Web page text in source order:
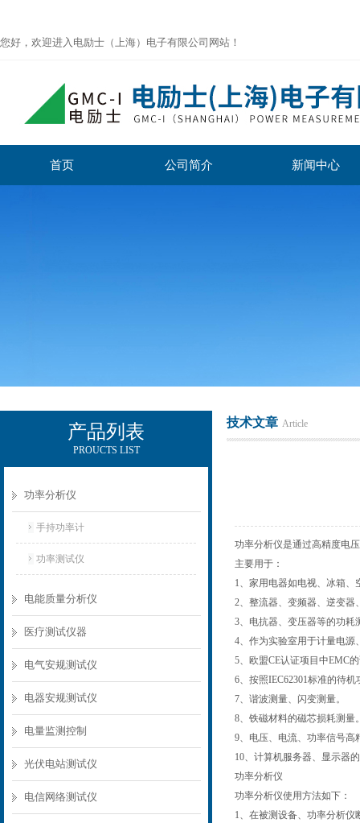
您好，欢迎进入电励士（上海）电子有限公司网站！
首页 公司简介 新闻中心
产品列表
PROUCTS LIST
功率分析仪
手持功率计
功率测试仪
电能质量分析仪
医疗测试仪器
电气安规测试仪
电器安规测试仪
电量监测控制
光伏电站测试仪
电信网络测试仪
技术文章 Article
功率分析仪是通过高精度电
主要用于：
1、家用电器如电视、冰箱
2、整流器、变频器、逆变
3、电抗器、变压器等的功
4、作为实验室用于计量电
5、欧盟CE认证项目中EMC
6、按照IEC62301标准的待
7、谐波测量、闪变测量。
8、铁磁材料的磁芯损耗测
9、电压、电流、功率信号
10、计算机服务器、显示器
功率分析仪
功率分析仪使用方法如下：
1、在被测设备、功率分析